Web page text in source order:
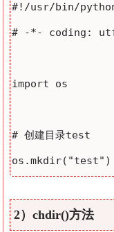
#!/usr/bin/
# -*- coding:
import os
# 创建目录test
2）chdir()方法